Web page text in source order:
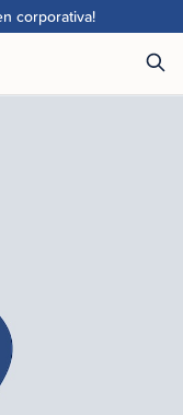
corporativa!